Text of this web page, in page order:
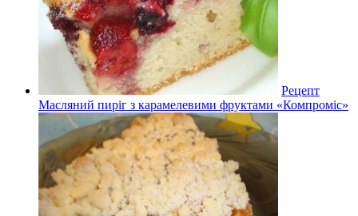
Рецепт
Масляний пиріг з карамелевими фруктами «Компроміс»